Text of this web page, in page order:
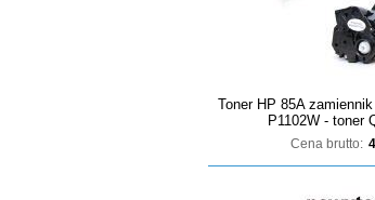
Toner HP 85A
P1102W - toner
Cena brutto: